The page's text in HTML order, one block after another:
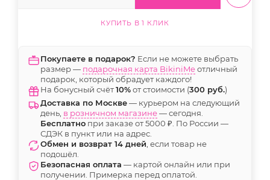
КУПИТЬ В 1 КЛИК
Покупаете в подарок? Если не можете выбрать
размер — подарочная карта BikiniMeотличный
подарок, который обрадует каждого!
На бонусный счёт10%от стоимости (300 руб.)
Доставка по Москве— курьером на следующий
день, в розничном магазине— сегодня.
Бесплатно при заказе от 5000 ₽. По России —
СДЭК в пункт или на адрес.
Обмен и возврат 14 дней , если товар не
подошёл.
Безопасная оплата — картой онлайн или при
получении. Примерка перед оплатой.